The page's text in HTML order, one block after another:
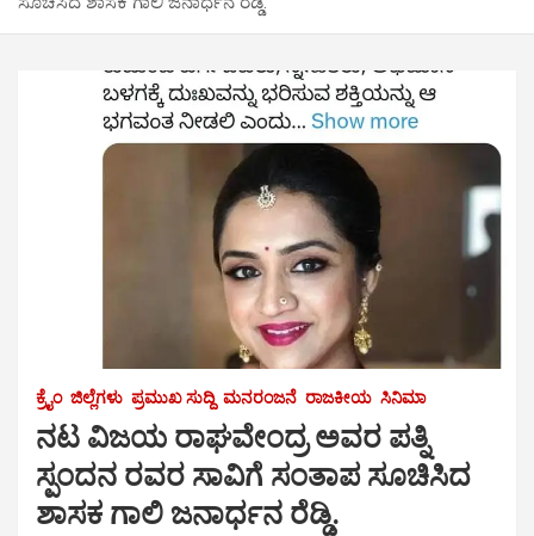
ಕ್ರೈಂ ಜಿಲ್ಲೆಗಳು ಪ್ರಮುಖ ಸುದ್ದಿ ಮನರಂಜನೆ ರಾಜಕೀಯ ಸಿನಿಮಾ
ನಟ ವಿಜಯ ರಾಘವೇಂದ್ರ ಅವರ ಪತ್ನಿ
ಸ್ಪಂದನ ರವರ ಸಾವಿಗೆ ಸಂತಾಪ ಸೂಚಿಸಿದ
ಶಾಸಕ ಗಾಲಿ ಜನಾರ್ಧನ ರೆಡ್ಡಿ.